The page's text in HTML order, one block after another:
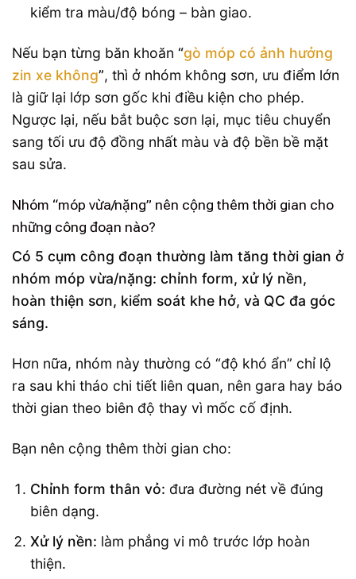
kiểm tra màu/độ bóng – bàn giao.
Nếu bạn từng băn khoăn “gò móp có ảnh hưởng
zin xe không”, thì ở nhóm không sơn, ưu điểm lớn
là giữ lại lớp sơn gốc khi điều kiện cho phép.
Ngược lại, nếu bắt buộc sơn lại, mục tiêu chuyển
sang tối ưu độ đồng nhất màu và độ bền bề mặt
sau sửa.
Nhóm “móp vừa/nặng” nên cộng thêm thời gian cho
những công đoạn nào?
Có 5 cụm công đoạn thường làm tăng thời gian ở
nhóm móp vừa/nặng: chỉnh form, xử lý nền,
hoàn thiện sơn, kiểm soát khe hở, và QC đa góc
sáng.
Hơn nữa, nhóm này thường có “độ khó ẩn” chỉ lộ
ra sau khi tháo chi tiết liên quan, nên gara hay báo
thời gian theo biên độ thay vì mốc cố định.
Bạn nên cộng thêm thời gian cho:
Chỉnh form thân vỏ: đưa đường nét về đúng
biên dạng.
Xử lý nền: làm phẳng vi mô trước lớp hoàn
thiện.